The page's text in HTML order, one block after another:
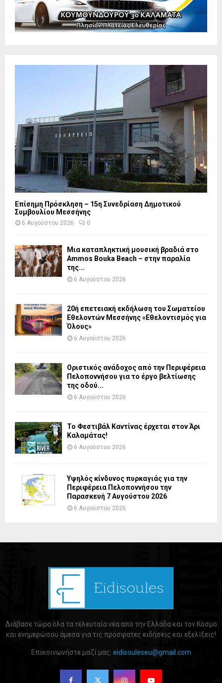
Επίσημη Πρόσκληση – 15η Συνεδρίαση Δημοτικού
Συμβουλίου Μεσσήνης
6 Αυγούστου 2026 0
Μια καταπληκτική μουσική βραδιά στο
Ammos Bouka Beach – στην παραλία
της...
6 Αυγούστου 2026
20ή επετειακή εκδήλωση του Σωματείου
Εθελοντών Μεσσήνης «Εθελοντισμός για
Όλους»
6 Αυγούστου 2026
Οριστικός ανάδοχος από την Περιφέρεια
Πελοποννήσου για το έργο βελτίωσης
της οδού...
6 Αυγούστου 2026
Το Φεστιβάλ Καντίνας έρχεται στον Άρι
Καλαμάτας!
6 Αυγούστου 2026
Υψηλός κίνδυνος πυρκαγιάς για την
Περιφέρεια Πελοποννήσου την
Παρασκευή 7 Αυγούστου 2026
6 Αυγούστου 2026
Διάβασε τώρα όλα τα τελευταία νέα από την Ελλάδα και τον Κόσμο
και ενημερώσου άμεσα για τις πρόσφατες ειδήσεις και εξελίξεις!
Επικοινωνήστε μαζί μας: eidisouleseu@gmail.com